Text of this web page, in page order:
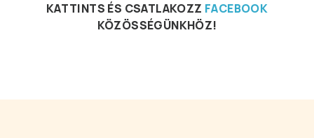
KATTINTS ÉS CSATLAKOZZ FACEBOOK
KÖZÖSSÉGÜNKHÖZ!